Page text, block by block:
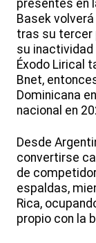
presentes en
Basek
tras su tercer
su inactividad
Éxodo Lirical
Bnet,
Dominicana
nacional en
Desde
convertirse
de
espaldas,
Rica,
propio con la